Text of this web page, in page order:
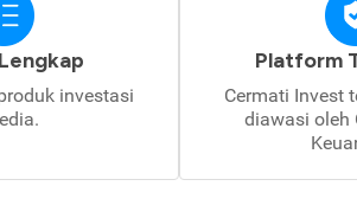
investasi
Platform
Cermati Invest
diawasi oleh